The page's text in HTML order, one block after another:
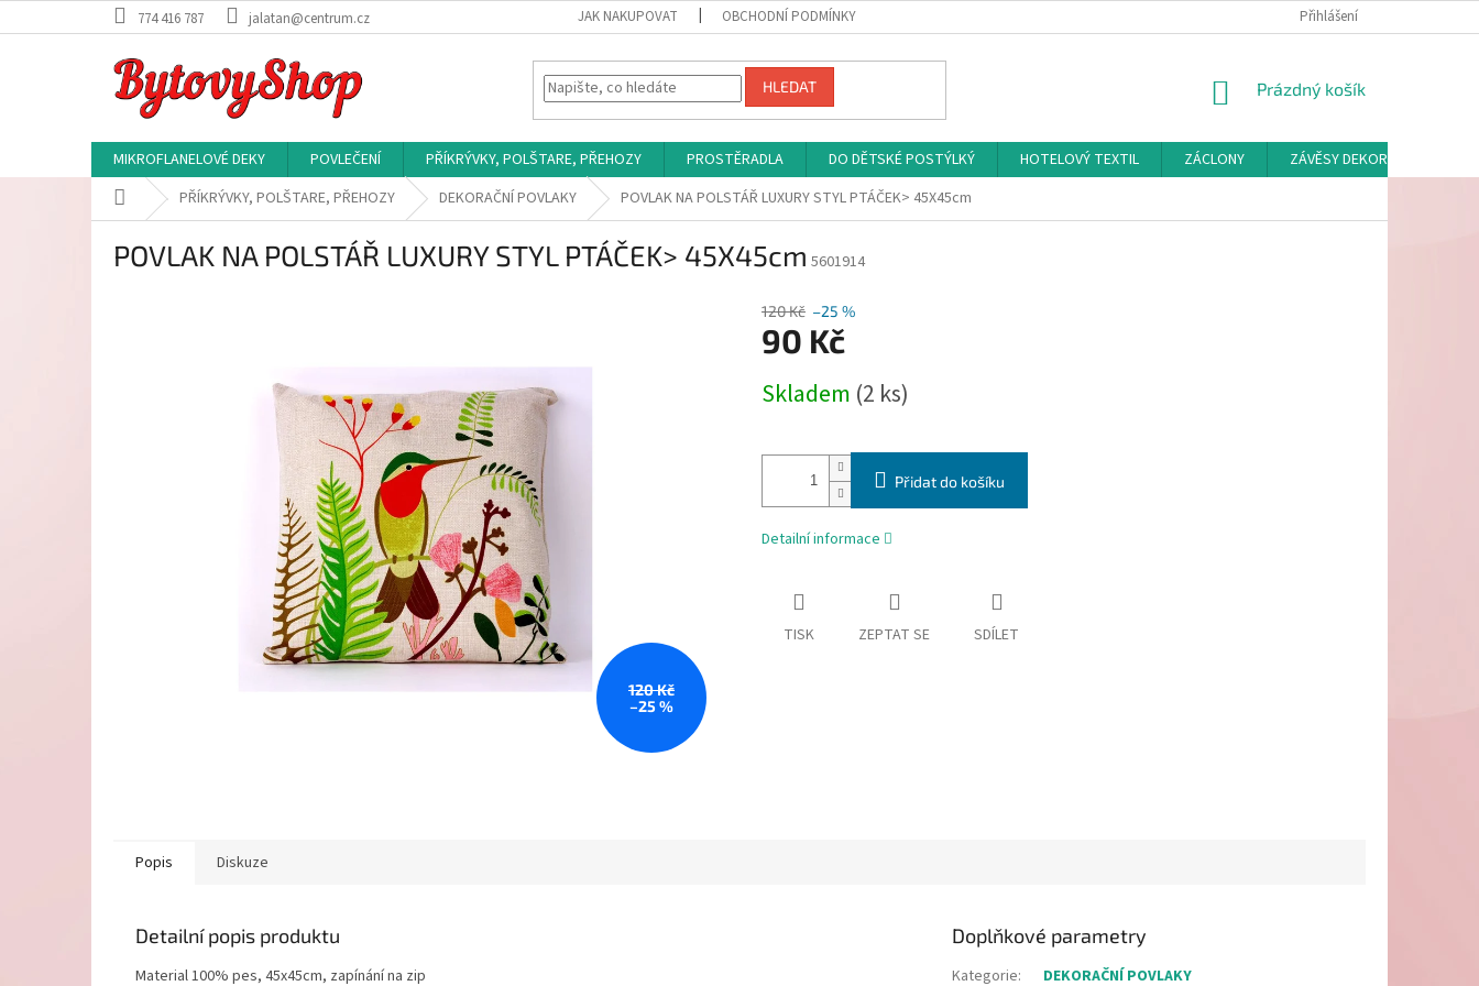
na
774 416 787 jalatan@centrum.cz JAK NAKUPOVAT OBCHODNÍ PODMÍNKY Přihlášení
HLEDAT
NÁKUPNÍ
Prázdný košík
MIKROFLANELOVÉ DEKY POVLEČENÍ PŘÍKRÝVKY, POLŠTARE, PŘEHOZY PROSTĚRADLA DO DĚTSKÉ POSTÝLKÝ HOTELOVÝ TEXTIL ZÁCLONY
ZÁVĚSY DEKORAČNÍ A
Domů PŘÍKRÝVKY, POLŠTARE, PŘEHOZY DEKORAČNÍ POVLAKY POVLAK NA POLSTÁŘ LUXURY STYL PTÁČEK> 45X45cm
POVLAK NA POLSTÁŘ LUXURY STYL PTÁČEK> 45X45cm 5601914
120 Kč
–25 %
120 Kč –25 %
90 Kč
cena:
Skladem (2 ks)
Přidat do košíku
Detailní informace
TISK ZEPTAT SE SDÍLET
Popis Diskuze
Detailní popis produktu
Material 100% pes, 45x45cm, zapínání na zip
Doplňkové parametry
Kategorie: DEKORAČNÍ POVLAKY